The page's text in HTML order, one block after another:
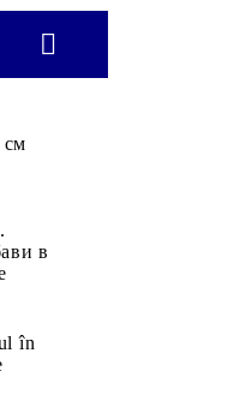
см
в
în